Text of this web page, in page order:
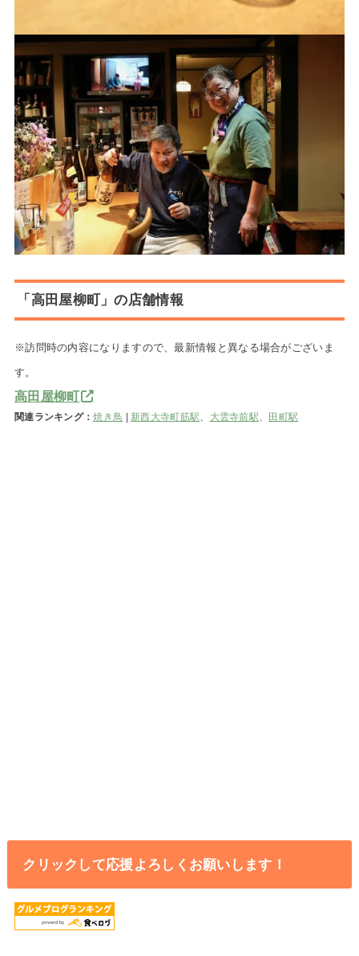
「高田屋柳町」の店舗情報
※訪問時の内容になりますので、最新情報と異なる場合がございま
す。
高田屋柳町
関連ランキング：焼き鳥 新西大寺町筋駅、 大雲寺前駅、 田町駅
クリックして応援よろしくお願いします！